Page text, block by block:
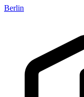
Berlin